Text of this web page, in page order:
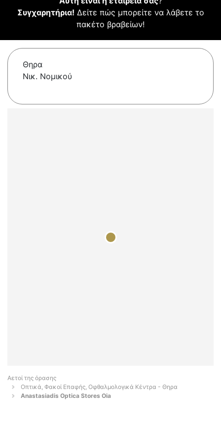
Συγχαρητήρια! Δείτε πώς μπορείτε να λάβετε το
πακέτο βραβείων!
Θηρα
Νικ. Νομικού
Αετοί της όρασης
Οπτικά, Φακοί Επαφής, Οφθαλμολογικά Κέντρα - Θηρα
Anastasiadis Optica Stores Oia